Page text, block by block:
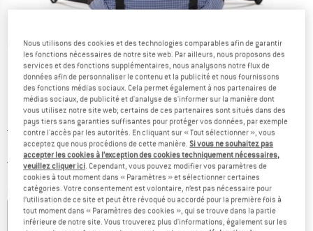
Photos détaillées
Prix initial :
89,95€
Prix:
71,96€ TVA incl.
Livraison gratuite(FR)France. Informations sur les frais de
Couleur:Heron / Black
Nous utilisons des cookies et des technologies comparables afin de garantir
les fonctions nécessaires de notre site web. Par ailleurs, nous proposons des
services et des fonctions supplémentaires, nous analysons notre flux de
données afin de personnaliser le contenu et la publicité et nous fournissons
des fonctions médias sociaux. Cela permet également à nos partenaires de
médias sociaux, de publicité et d'analyse de s'informer sur la manière dont
vous utilisez notre site web; certains de ces partenaires sont situés dans des
pays tiers sans garanties suffisantes pour protéger vos données, par exemple
contre l'accès par les autorités. En cliquant sur « Tout sélectionner », vous
acceptez que nous procédions de cette manière.Si vous ne souhaitez pas
accepter les cookies à l’exception des cookies techniquement nécessaires,
veuillez cliquer ici. Cependant, vous pouvez modifier vos paramètres de
cookies à tout moment dans « Paramètres » et sélectionner certaines
catégories. Votre consentement est volontaire, n’est pas nécessaire pour
l’utilisation de ce site et peut être révoqué ou accordé pour la première fois à
tout moment dans « Paramètres des cookies », qui se trouve dans la partie
inférieure de notre site. Vous trouverez plus d'informations, également sur les